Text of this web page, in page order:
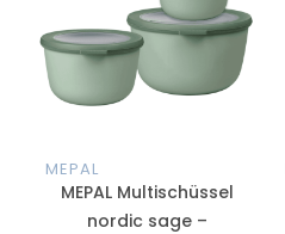
MEPAL
MEPAL Multischüssel
nordic sage –